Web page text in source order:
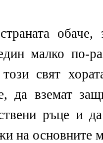
малко по-
свят
да вземат
ръце и
на основните